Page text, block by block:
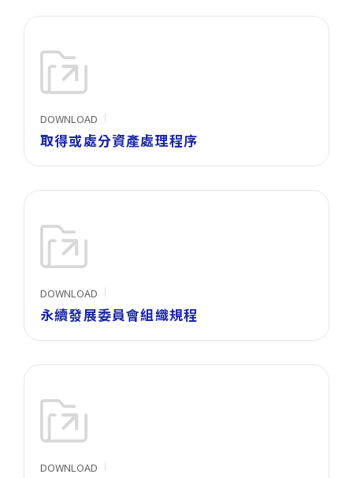
DOWNLOAD
取得或處分資產處理程序
DOWNLOAD
永續發展委員會組織規程
DOWNLOAD